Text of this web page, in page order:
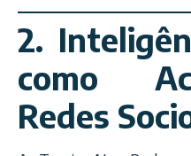
2.
como
Redes